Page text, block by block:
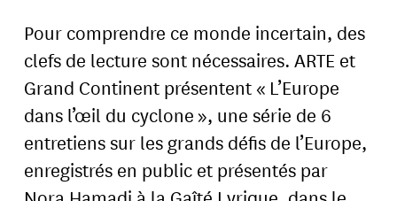
Pour comprendre ce monde incertain, des
clefs de lecture sont nécessaires. ARTE et
Grand Continent présentent « L’Europe
dans l’œil du cyclone », une série de 6
entretiens sur les grands défis de l’Europe,
enregistrés en public et présentés par